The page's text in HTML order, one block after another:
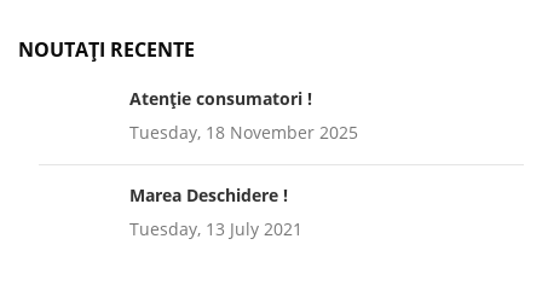
NOUTAȚI RECENTE
Atenție consumatori !
Tuesday, 18 November 2025
Marea Deschidere !
Tuesday, 13 July 2021